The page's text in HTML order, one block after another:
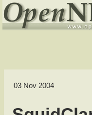
03 Nov 2004